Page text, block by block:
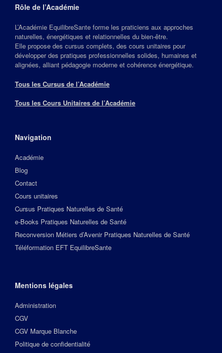
Rôle de l’Académie
L’Académie EquilibreSante forme les praticiens aux approches
naturelles, énergétiques et relationnelles du bien‑être.
Elle propose des cursus complets, des cours unitaires pour
développer des pratiques professionnelles solides, humaines et
alignées, alliant pédagogie moderne et cohérence énergétique.
Tous les Cursus de l’Académie
Tous les Cours Unitaires de l’Académie
Navigation
Académie
Blog
Contact
Cours unitaires
Cursus Pratiques Naturelles de Santé
e-Books Pratiques Naturelles de Santé
Reconversion Métiers d’Avenir Pratiques Naturelles de Santé
Téléformation EFT EquilibreSante
Mentions légales
Administration
CGV
CGV Marque Blanche
Politique de confidentialité